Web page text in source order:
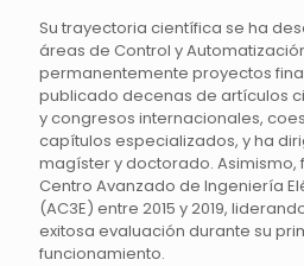
Su trayectoria científica se ha
áreas de Control y
permanentemente proyectos
publicado decenas de artículos
y congresos internacionales,
capítulos especializados, y ha
magíster y doctorado. Asimismo,
Centro Avanzado de Ingeniería
(AC3E) entre 2015 y 2019,
exitosa evaluación durante su
funcionamiento.